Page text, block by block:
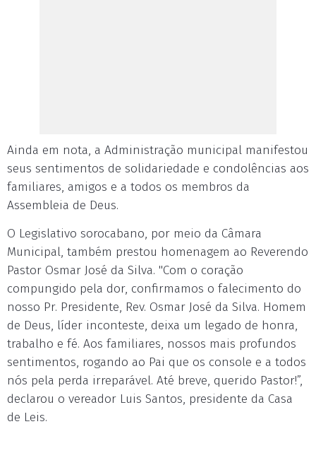
Ainda em nota, a Administração municipal manifestou
seus sentimentos de solidariedade e condolências aos
familiares, amigos e a todos os membros da
Assembleia de Deus.
O Legislativo sorocabano, por meio da Câmara
Municipal, também prestou homenagem ao Reverendo
Pastor Osmar José da Silva. "Com o coração
compungido pela dor, confirmamos o falecimento do
nosso Pr. Presidente, Rev. Osmar José da Silva. Homem
de Deus, líder inconteste, deixa um legado de honra,
trabalho e fé. Aos familiares, nossos mais profundos
sentimentos, rogando ao Pai que os console e a todos
nós pela perda irreparável. Até breve, querido Pastor!”,
declarou o vereador Luis Santos, presidente da Casa
de Leis.